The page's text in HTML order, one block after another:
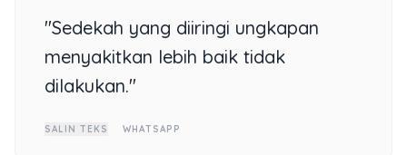
"Sedekah yang diiringi ungkapan
menyakitkan lebih baik tidak
dilakukan."
SALIN TEKS WHATSAPP